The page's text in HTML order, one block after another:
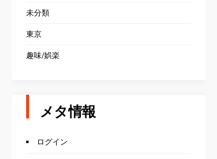
未分類
東京
趣味/娯楽
メタ情報
ログイン